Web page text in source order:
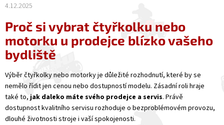
4.12.2025
Proč si vybrat čtyřkolku nebo
motorku u prodejce blízko vašeho
bydliště
Výběr čtyřkolky nebo motorky je důležité rozhodnutí, které by se
nemělo řídit jen cenou nebo dostupností modelu. Zásadní roli hraje
také to,jak daleko máte svého prodejce a servis. Právě
dostupnost kvalitního servisu rozhoduje o bezproblémovém provozu,
dlouhé životnosti stroje i vaší spokojenosti.